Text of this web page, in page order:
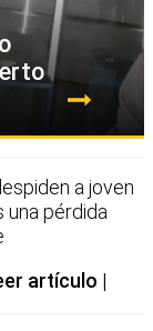
a joven
una pérdida
artículo